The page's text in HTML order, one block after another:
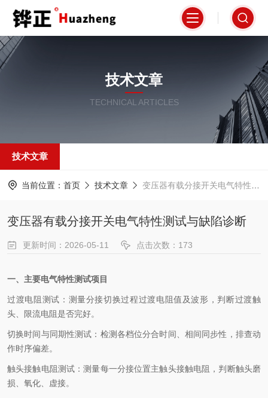
技术文章
TECHNICAL ARTICLES
技术文章
当前位置： 首页 技术文章 变压器有载分接开关电气特性测试与缺陷诊断
变压器有载分接开关电气特性测试与缺陷诊断
更新时间：2026-05-11 点击次数：173
一、主要电气特性测试项目
过渡电阻测试：测量分接切换过程过渡电阻值及波形，判断过渡触
头、限流电阻是否完好。
切换时间与同期性测试：检测各档位分合时间、相间同步性，排查动
作时序偏差。
触头接触电阻测试：测量每一分接位置主触头接触电阻，判断触头磨
损、氧化、虚接。